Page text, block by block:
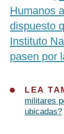
Humanos
dispuesto
Instituto
pasen por
LEA
militares
ubicadas?